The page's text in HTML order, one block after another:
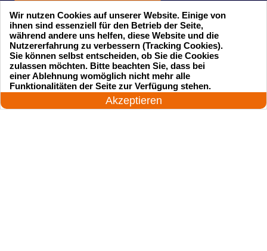
Startseite Einsatzgebiete
Preise
24 Stunden am Tag
Akzeptieren
Wir nutzen Cookies auf unserer Website. Einige von
ihnen sind essenziell für den Betrieb der Seite,
während andere uns helfen, diese Website und die
Nutzererfahrung zu verbessern (Tracking Cookies).
Sie können selbst entscheiden, ob Sie die Cookies
zulassen möchten. Bitte beachten Sie, dass bei
einer Ablehnung womöglich nicht mehr alle
Funktionalitäten der Seite zur Verfügung stehen.